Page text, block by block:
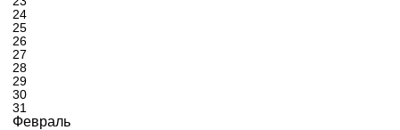
24
25
26
27
28
29
30
31
Февраль